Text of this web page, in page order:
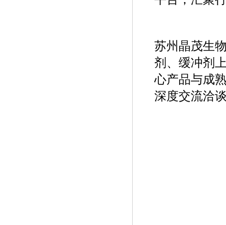
苏州晶茂生
剂、缓冲剂
心产品与成
深度交流洽